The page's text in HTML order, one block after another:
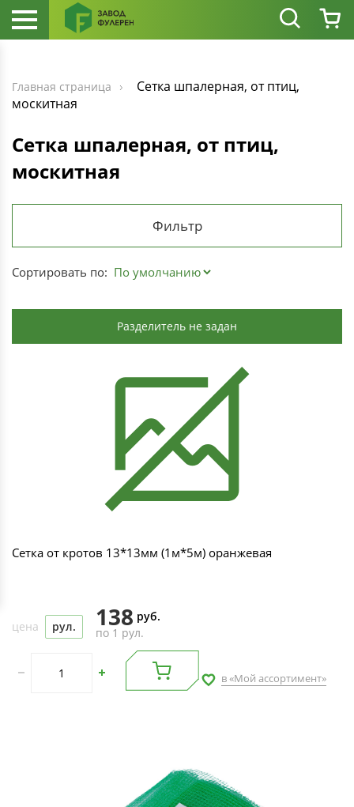
Главная страница
Сетка шпалерная, от птиц,
москитная
Сетка шпалерная, от птиц,
москитная
Фильтр
Сортировать по:
Разделитель не задан
Сетка от кротов 13*13мм (1м*5м) оранжевая
цена рул. 138 руб.
по 1 рул.
в «Мой ассортимент»